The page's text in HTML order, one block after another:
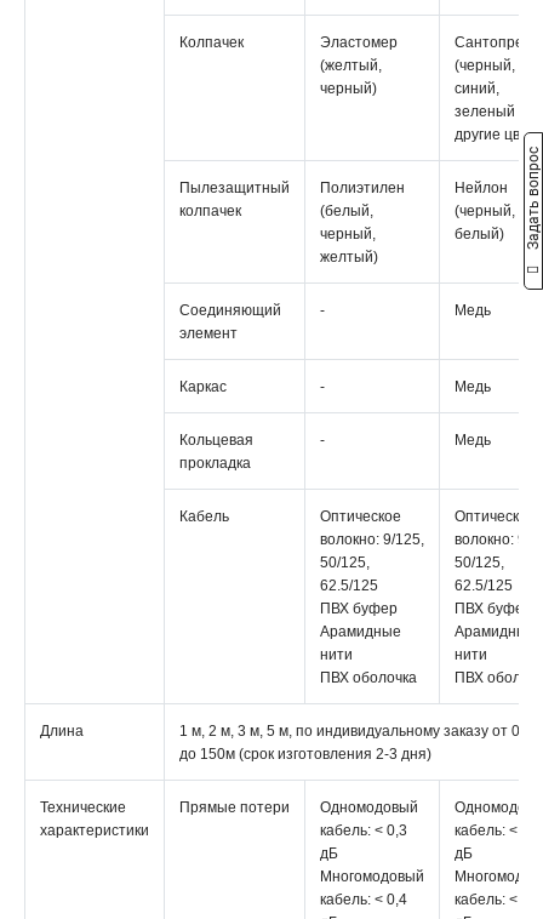
Колпачек
Эластомер
(желтый,
черный)
Сантопрен
(черный,
синий,
зеленый и
другие
Пылезащитный
колпачек
Полиэтилен
(белый,
черный,
желтый)
Нейлон
(черный,
белый)
Соединяющий
элемент
- Медь
Каркас - Медь
Кольцевая
прокладка
- Медь
Кабель
Оптическое
волокно: 9/125,
50/125,
62.5/125
ПВХ буфер
Арамидные
нити
ПВХ оболочка
Оптическое
волокно: 9/
50/125,
62.5/125
ПВХ буфер
Арамидные
нити
ПВХ
Длина
1 м, 2 м, 3 м, 5 м, по индивидуальному заказу от 0,5м
до 150м (срок изготовления 2-3 дня)
Технические
характеристики
Прямые потери
Одномодовый
кабель: < 0,3
дБ
Многомодовый
кабель: < 0,4
кабель: < 0,3
дБ
кабель: < 0,4
Задать вопрос